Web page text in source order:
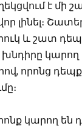
է մի
լինել։
և շատ
որոնց
որոնք կարող